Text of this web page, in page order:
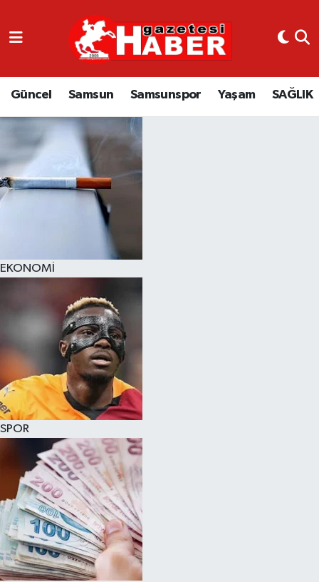
Güncel Samsun Samsunspor Yaşam SAĞLIK
EKONOMİ
SPOR
GÜNCEL
SAMSUN
SAMSUNSPOR
EKONOMİ
YAŞAM